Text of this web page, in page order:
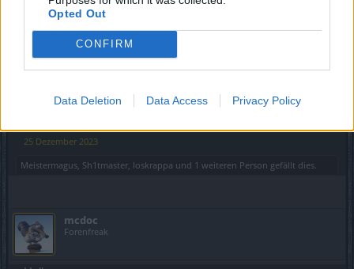
Opted Out
CONFIRM
Data Deletion Data Access Privacy Policy
25 Dezember 2023
Meistermagus Sh1tmaster loskrappa und 1 weiteren Person gefällt dies.
mcdoc
Forenfreak